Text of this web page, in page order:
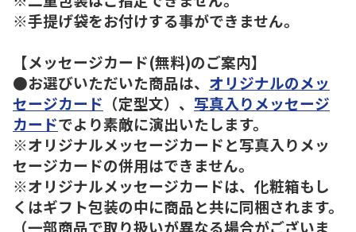
※手提げ袋をお付けする事ができません。
【メッセージカード(無料)のご案内】
●お選びいただいた商品は、 オリジナルのメッ
セージカード （定型文）、 写真入りメッセージ
カードでより素敵に演出いたします。
※オリジナルメッセージカードと写真入りメッ
セージカードの併用はできません。
※オリジナルメッセージカードは、化粧箱もし
くはギフト包装の中に商品と共に同梱されます。
（一部商品で取り扱いが異なる場合がございま